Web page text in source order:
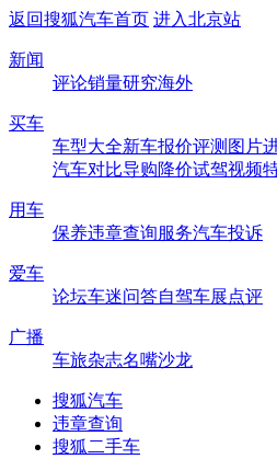
返回搜狐汽车首页 进入北京站
新闻
评论销量研究海外
买车
车型大全新车报价评测 图片
汽车对比导购降价试驾视频
用车
保养违章查询服务汽车投诉
爱车
论坛车迷问答自驾车展点评
广播
车旅杂志名嘴沙龙
搜狐汽车
违章查询
搜狐二手车